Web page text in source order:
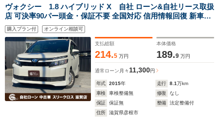
ヴォクシー 1.8 ハイブリッド X 自社 ローン&自社リース取扱
店 可決率90パー頭金・保証不要 全国対応 信用情報回復 新車自
社 ローン 高 級車 自社 ローン(残価設定可) 自営業OK 最大120
回払い ローン 相 談 窓口 自社大型整備工場 仮審査可
購入プラン付 オンライン相談可
支払総額
214.5 万円
本体価格
189.9 万円
通常ローン 月々 11,300円
年式 2015年 走行 8.1万km
車検
車検整備無 修復
なし
保証
保証無 整備
法定整備付
住所
滋賀県彦根市